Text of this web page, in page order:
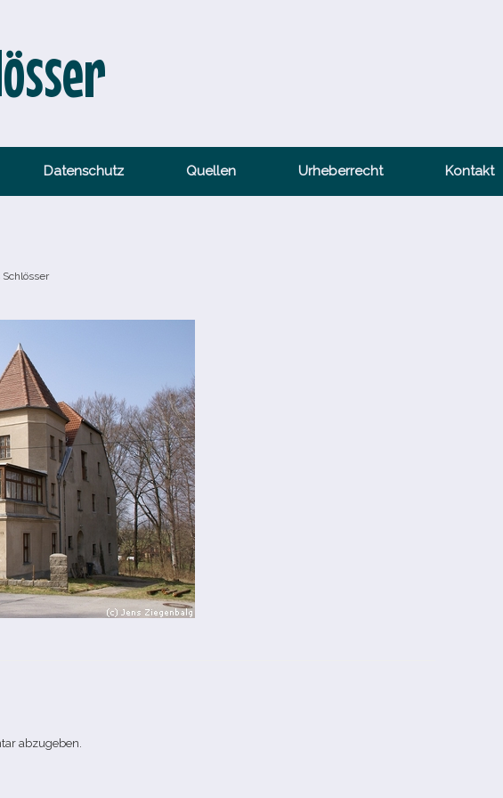
Datenschutz Quellen Urheberrecht Kontakt
Schlösser
abzugeben.